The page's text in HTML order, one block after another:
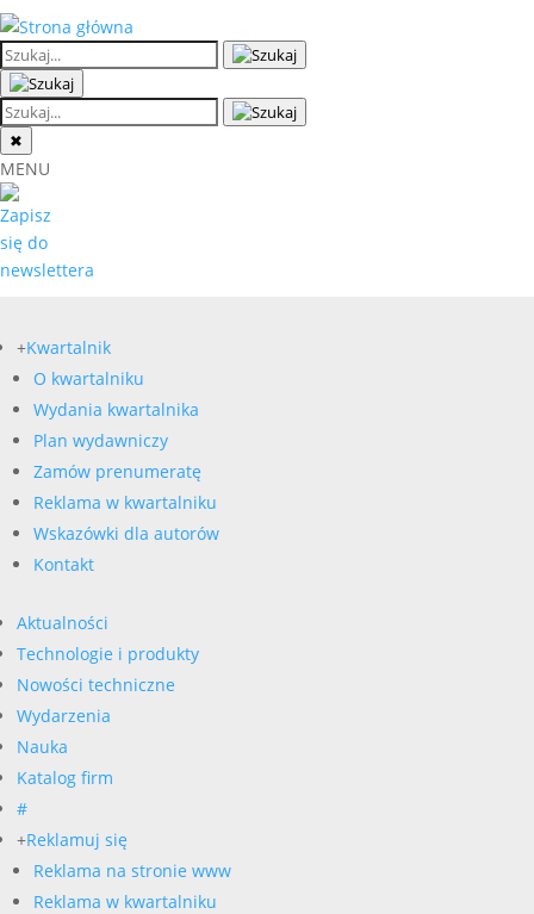
✖
MENU
+Kwartalnik
O kwartalniku
Wydania kwartalnika
Plan wydawniczy
Zamów prenumeratę
Reklama w kwartalniku
Wskazówki dla autorów
Kontakt
Aktualności
Technologie i produkty
Nowości techniczne
Wydarzenia
Nauka
Katalog firm
#
+Reklamuj się
Reklama na stronie www
Reklama w kwartalniku